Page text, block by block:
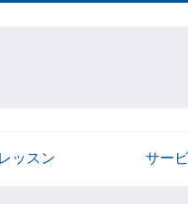
レッスン サー